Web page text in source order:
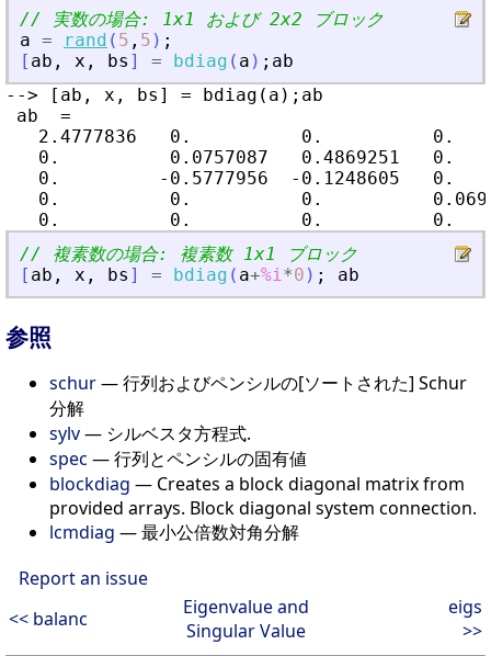
// 実数の場合: 1x1 および 2x2 ブロック
a = rand ( 5 , 5 ) ;
[ ab , x , bs ] = bdiag ( a ) ; ab
--> [ab, x, bs] = bdiag(a);ab
ab  =
2.4777836   0.          0.          0.
0.          0.0757087   0.4869251   0.
0.         -0.5777956  -0.1248605   0.
0.          0.          0.
// 複素数の場合: 複素数 1x1 ブロック
[ ab , x , bs ] = bdiag ( a+%i*0 ) ; ab
参照
schur— 行列およびペンシルの[ソートされた] Schur
分解
sylv— シルベスタ方程式.
spec — 行列とペンシルの固有値
blockdiag — Creates a block diagonal matrix from
provided arrays. Block diagonal system connection.
lcmdiag — 最小公倍数対角分解
Report an issue
<< balanc
Eigenvalue and
Singular Value
eigs
>>